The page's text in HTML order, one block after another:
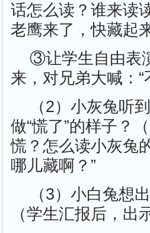
话怎么读？谁来读
老鹰来了，快藏起来
③让学生自由表
来，对兄弟大喊：
（2）小灰兔听
做“慌了”的样子？
慌？怎么读小灰兔
哪儿藏啊？”
（3）小白兔想
（学生汇报后，出